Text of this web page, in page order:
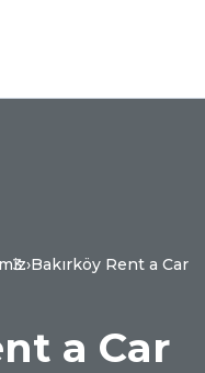
›Bakırköy Rent a Car
a Car